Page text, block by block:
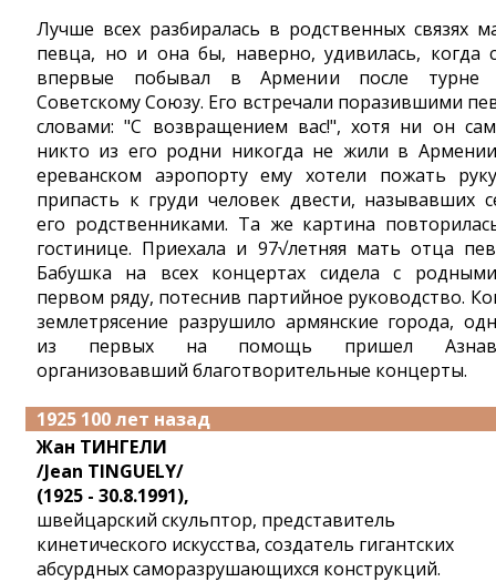
Лучше всех разбиралась в родственных связях
певца, но и она бы, наверно, удивилась, когда
впервые побывал в Армении после турне
Советскому Союзу. Его встречали поразившими
словами: "С возвращением вас!", хотя ни он
никто из его родни никогда не жили в
ереванском аэропорту ему хотели пожать
припасть к груди человек двести, называвших
его родственниками. Та же картина
гостинице. Приехала и 97√летняя мать отца
Бабушка на всех концертах сидела с
первом ряду, потеснив партийное руководство.
землетрясение разрушило армянские города,
из первых на помощь пришел
организовавший благотворительные концерты.
1925 100 лет назад
Жан ТИНГЕЛИ
/Jean TINGUELY/
(1925 - 30.8.1991),
швейцарский скульптор, представитель
кинетического искусства, создатель гигантских
абсурдных саморазрушающихся конструкций.